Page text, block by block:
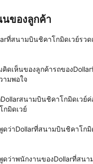
นของลูกค้า
ที่สนามบินชิคาโกมิดเวย์รวด
คิดเห็นของลูกค้ารถของ
ามพอใจ
สนามบินชิคาโกมิดเวย์
มิดเวย์
ดว่าDollarที่สนามบินชิคาโกมิ
ดว่าพนักงานของDollarที่สนา